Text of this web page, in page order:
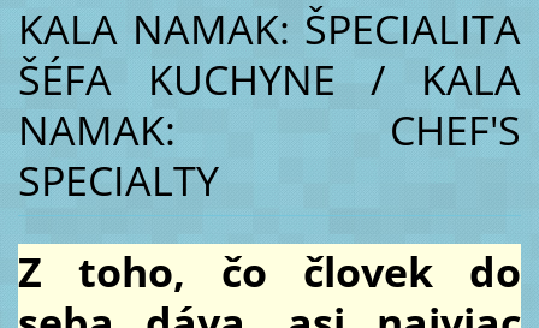
KALA NAMAK: ŠPECIALITA
ŠÉFA KUCHYNE / KALA
NAMAK: CHEF'S
SPECIALTY
Z toho, čo človek do